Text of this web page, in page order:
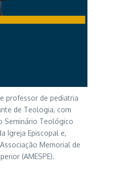
professor de pediatria
de Teologia, com
Seminário Teológico
Igreja Episcopal e,
Memorial de
(AMESPE).